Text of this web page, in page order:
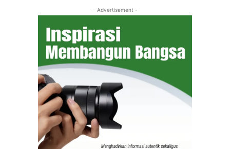
- Advertisement -